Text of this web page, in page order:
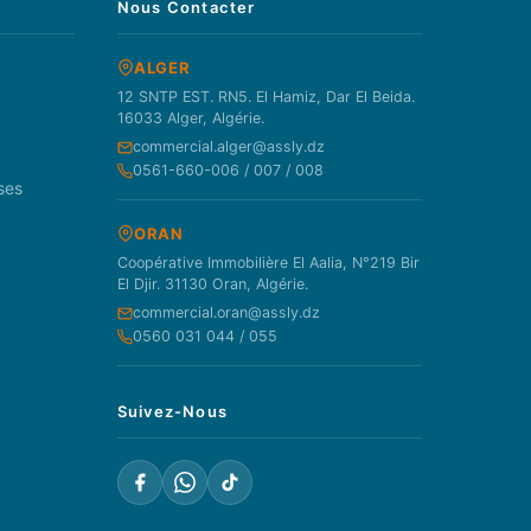
Nous Contacter
ALGER
12 SNTP EST. RN5. El Hamiz, Dar El Beida.
16033 Alger, Algérie.
commercial.alger@assly.dz
0561-660-006 / 007 / 008
ORAN
Coopérative Immobilière El Aalia, N°219 Bir
El Djir. 31130 Oran, Algérie.
commercial.oran@assly.dz
0560 031 044 / 055
Suivez-Nous